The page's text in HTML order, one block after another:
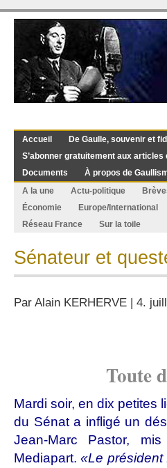
Accueil De Gaulle, souvenir et
S’abonner gratuitement aux articles
Documents
À propos de
A la une
Actu-politique
Économie
Europe/International
Réseau France
Sur la toile
Sénateur et
Par Alain KERHERVE | 4.
Toute
Mardi soir, en dix petites
du Sénat a infligé un
Jean-Marc Pastor,
Mediapart.«Le président